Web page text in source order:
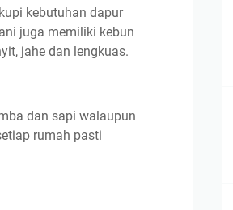
kebutuhan dapur
juga memiliki kebun
jahe dan lengkuas.
dan sapi walaupun
rumah pasti